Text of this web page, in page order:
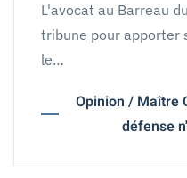
L'avocat au Barreau
tribune pour apporter
le…
Opinion / Maître
défense